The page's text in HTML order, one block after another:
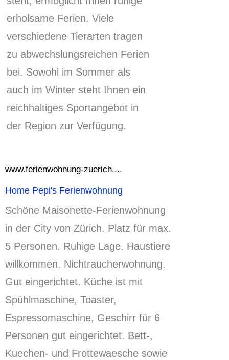
erholsame Ferien. Viele
verschiedene Tierarten tragen
zu abwechslungsreichen Ferien
bei. Sowohl im Sommer als
auch im Winter steht Ihnen ein
reichhaltiges Sportangebot in
der Region zur Verfügung.
www.ferienwohnung-zuerich....
Home Pepi's Ferienwohnung
Schöne Maisonette-Ferienwohnung
in der City von Zürich. Platz für max.
5 Personen. Ruhige Lage. Haustiere
willkommen. Nichtraucherwohnung.
Gut eingerichtet. Küche ist mit
Spühlmaschine, Toaster,
Espressomaschine, Geschirr für 6
Personen gut eingerichtet. Bett-,
Kuechen- und Frottewaesche sowie